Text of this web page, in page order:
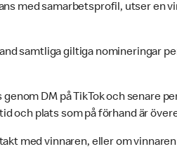
med samarbetsprofil, utser en
samtliga giltiga nomineringar
DM på TikTok och senare
och plats som på förhand är
med vinnaren, eller om